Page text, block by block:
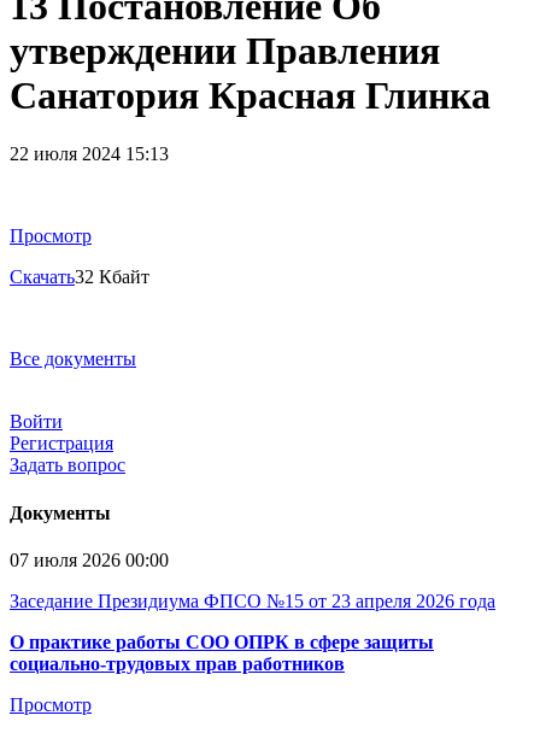
утверждении Правления
Санатория Красная Глинка
22 июля 2024 15:13
Просмотр
Скачать32 Кбайт
Все документы
Войти
Регистрация
Задать вопрос
Документы
07 июля 2026 00:00
Заседание Президиума ФПСО №15 от 23 апреля 2026 года
О практике работы СОО ОПРК в сфере защиты
социально-трудовых прав работников
Просмотр